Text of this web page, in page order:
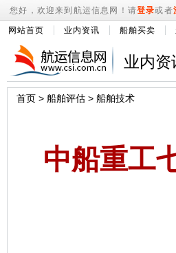
您好，欢迎来到航运信息网！请登录或者
网站首页 业内资讯 船舶买卖
业内资
首页 > 船舶评估 > 船舶技术
中船重工